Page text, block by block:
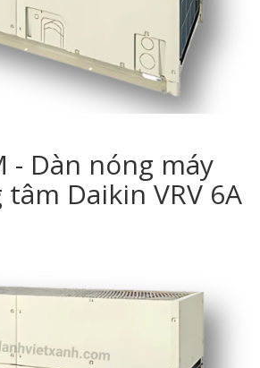
- Dàn nóng máy
Daikin VRV 6A